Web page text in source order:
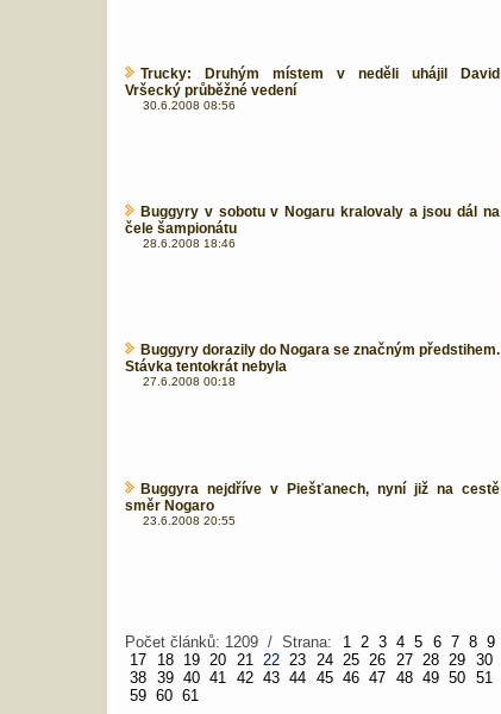
Trucky: Druhým místem v neděli uhájil David
Vršecký průběžné vedení
30.6.2008 08:56
Buggyry v sobotu v Nogaru kralovaly a jsou dál na
čele šampionátu
28.6.2008 18:46
Buggyry dorazily do Nogara se značným předstihem.
Stávka tentokrát nebyla
27.6.2008 00:18
Buggyra nejdříve v Piešťanech, nyní již na cestě
směr Nogaro
23.6.2008 20:55
Počet článků: 1209 / Strana: 1 2 3 4 5 6 7 8 9
17
18 19 20 21 22 23 24 25 26 27 28 29 30
38 39 40 41 42 43 44 45 46 47 48 49 50 51
59 60 61